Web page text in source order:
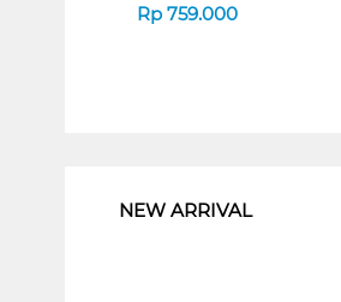
Rp 759.000
NEW ARRIVAL